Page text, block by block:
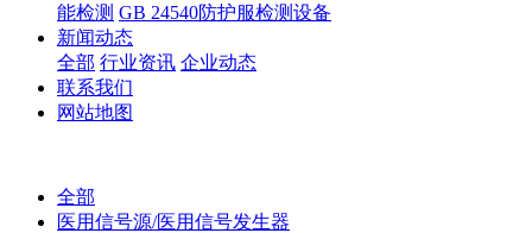
能检测 GB 24540防护服检测设备
新闻动态
全部 行业资讯 企业动态
联系我们
网站地图
全部
医用信号源/医用信号发生器